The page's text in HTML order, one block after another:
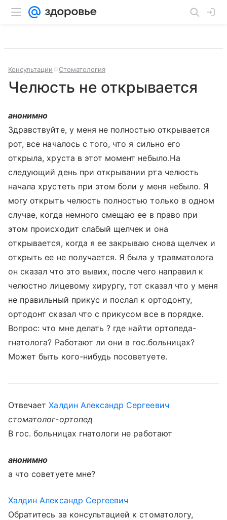
Консультации Стоматология
Челюсть не открывается
анонимно
Здравствуйте, у меня не полностью открывается
рот, все началось с того, что я сильно его
открыла, хруста в этот момент небыло.На
следующий день при открывании рта челюсть
начала хрустеть при этом боли у меня небыло. Я
могу открыть челюсть полностью только в одном
случае, когда немного смещаю ее в право при
этом происходит слабый щелчек и она
открывается, когда я ее закрываю снова щелчек и
открыть ее не получается. Я была у травматолога
он сказал что это вывих, после чего направил к
челюстно лицевому хирургу, тот сказал что у меня
не правильный прикус и послал к ортодонту,
ортодонт сказал что с прикусом все в порядке.
Вопрос: что мне делать ? где найти ортопеда-
гнатолога? Работают ли они в гос.больницах?
Может быть кого-нибудь посоветуете.
ОтвечаетХалдин Александр Сергеевич
стоматолог-ортопед
В гос. больницах гнатологи не работают
анонимно
а что советуете мне?
Халдин Александр Сергеевич
Обратитесь за консультацией к стоматологу,